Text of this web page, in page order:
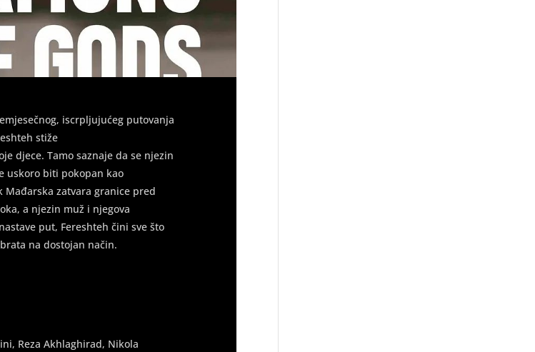
iscrpljujućeg putovanja
stiže
djece. Tamo saznaje da se njezin
uskoro biti pokopan kao
Mađarska zatvara granice pred
a njezin muž i njegova
put, Fereshteh čini sve što
na dostojan način.
Reza Akhlaghirad, Nikola